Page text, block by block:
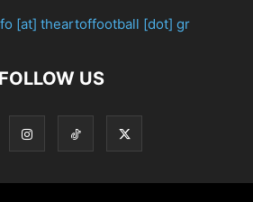
[at] theartoffootball [dot] gr
FOLLOW US